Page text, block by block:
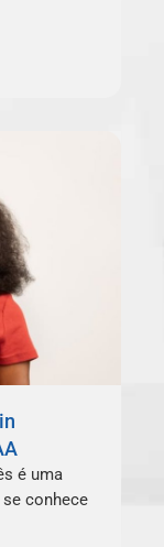
é uma
conhece